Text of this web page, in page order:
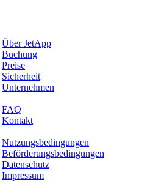
Über JetApp
Buchung
Preise
Sicherheit
Unternehmen
FAQ
Kontakt
Nutzungsbedingungen
Beförderungsbedingungen
Datenschutz
Impressum